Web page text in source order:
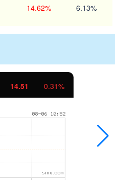
14.62% 6.13%
4.59 0.41%